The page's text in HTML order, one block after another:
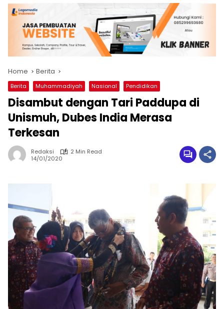
Home Berita
Berita Muhammadiyah Nasional Pendidikan
Disambut dengan Tari Paddupa di
Unismuh, Dubes India Merasa
Terkesan
Redaksi
2 Min Read
14/01/2020